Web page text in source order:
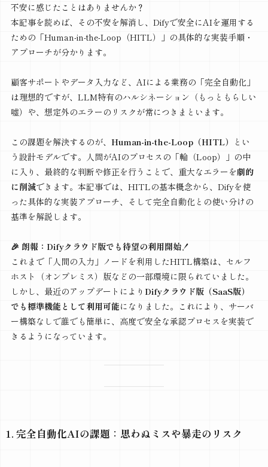
不安に感じたことはありませんか？
本記事を読めば、その不安を解消し、Difyで安全にAIを運用する
ための「Human-in-the-Loop（HITL）」の具体的な実装手順・
アプローチが分かります。
顧客サポートやデータ入力など、AIによる業務の「完全自動化」
は理想的ですが、LLM特有のハルシネーション（もっともらしい
嘘）や、想定外のエラーのリスクが常につきまといます。
この課題を解決するのが、 Human-in-the-Loop（HITL）
とい
う設計モデルです。人間がAIのプロセスの「輪（Loop）」の中
に入り、最終的な判断や修正を行うことで、重大なエラーを劇的
に削減できます。本記事では、HITLの基本概念から、Difyを使
った具体的な実装アプローチ、そして完全自動化との使い分けの
基準を解説します。
🎉 朗報：Difyクラウド版でも待望の利用開始！
これまで「人間の入力」ノードを利用したHITL構築は、セルフ
ホスト（オンプレミス）版などの一部環境に限られていました。
しかし、最近のアップデートにより Difyクラウド版（SaaS版）
でも標準機能として利用可能になりました。これにより、サーバ
ー構築なしで誰でも簡単に、高度で安全な承認プロセスを実装で
きるようになっています。
1. 完全自動化AIの課題：思わぬミスや暴走のリスク